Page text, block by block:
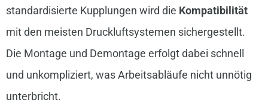
standardisierte Kupplungen wird die Kompatibilität
mit den meisten Druckluftsystemen sichergestellt.
Die Montage und Demontage erfolgt dabei schnell
und unkompliziert, was Arbeitsabläufe nicht unnötig
unterbricht.